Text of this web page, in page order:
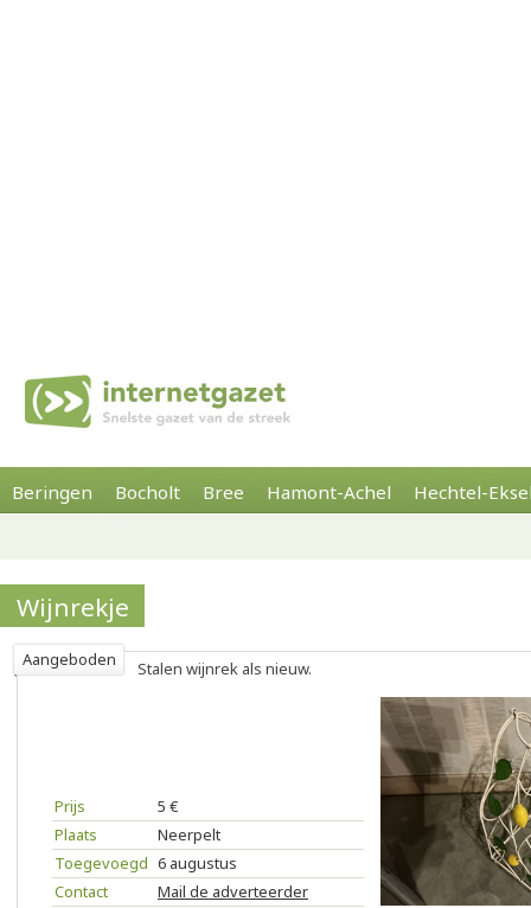
Beringen Bocholt Bree Hamont-Achel Hechtel-
Wijnrekje
Aangeboden Stalen wijnrek als nieuw.
Prijs
5 €
Plaats
Neerpelt
Toegevoegd 6 augustus
Contact
Mail de adverteerder